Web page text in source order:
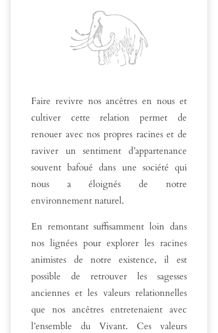
Faire revivre nos ancêtres en nous et
cultiver cette relation permet de
renouer avec nos propres racines et de
raviver un sentiment d’appartenance
souvent bafoué dans une société qui
nous a éloignés de notre
environnement naturel.
En remontant suffisamment loin dans
nos lignées pour explorer les racines
animistes de notre existence, il est
possible de retrouver les sagesses
anciennes et les valeurs relationnelles
que nos ancêtres entretenaient avec
l’ensemble du Vivant. Ces valeurs